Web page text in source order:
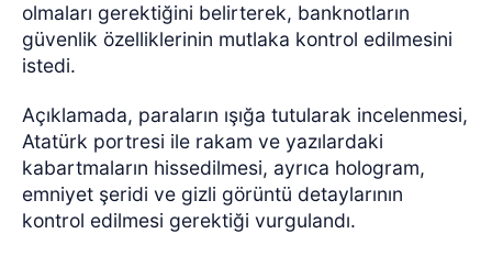
olmaları gerektiğini belirterek, banknotların
güvenlik özelliklerinin mutlaka kontrol edilmesini
istedi.
Açıklamada, paraların ışığa tutularak incelenmesi,
Atatürk portresi ile rakam ve yazılardaki
kabartmaların hissedilmesi, ayrıca hologram,
emniyet şeridi ve gizli görüntü detaylarının
kontrol edilmesi gerektiği vurgulandı.